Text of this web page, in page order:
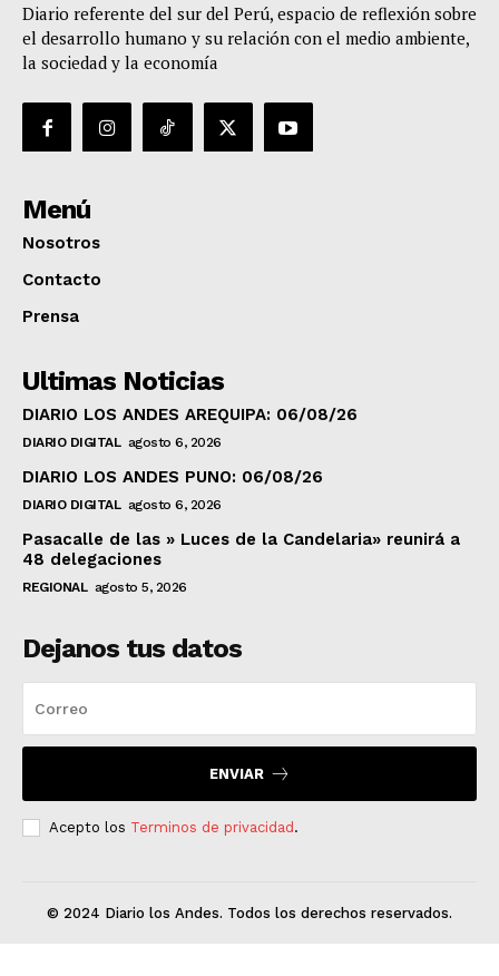
Diario referente del sur del Perú, espacio de reflexión sobre
el desarrollo humano y su relación con el medio ambiente,
la sociedad y la economía
Menú
Nosotros
Contacto
Prensa
Ultimas Noticias
DIARIO LOS ANDES AREQUIPA: 06/08/26
DIARIO DIGITAL agosto 6, 2026
DIARIO LOS ANDES PUNO: 06/08/26
DIARIO DIGITAL agosto 6, 2026
Pasacalle de las » Luces de la Candelaria» reunirá a
48 delegaciones
REGIONAL agosto 5, 2026
Dejanos tus datos
ENVIAR
Acepto los Terminos de privacidad .
© 2024 Diario los Andes. Todos los derechos reservados.